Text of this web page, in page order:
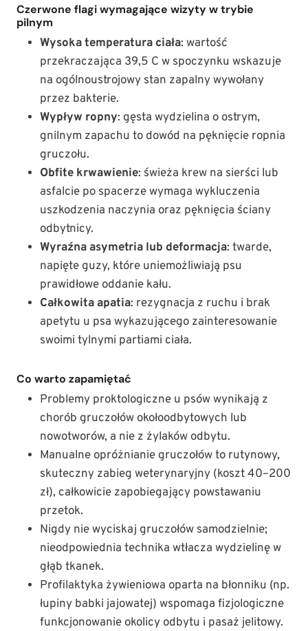
Czerwone flagi wymagające wizyty w trybie
pilnym
Wysoka temperatura ciała: wartość
przekraczająca 39,5 C w spoczynku wskazuje
na ogólnoustrojowy stan zapalny wywołany
przez bakterie.
Wypływ ropny: gęsta wydzielina o ostrym,
gnilnym zapachu to dowód na pęknięcie ropnia
gruczołu.
Obfite krwawienie: świeża krew na sierści lub
asfalcie po spacerze wymaga wykluczenia
uszkodzenia naczynia oraz pęknięcia ściany
odbytnicy.
Wyraźna asymetria lub deformacja: twarde,
napięte guzy, które uniemożliwiają psu
prawidłowe oddanie kału.
Całkowita apatia: rezygnacja z ruchu i brak
apetytu u psa wykazującego zainteresowanie
swoimi tylnymi partiami ciała.
Co warto zapamiętać
Problemy proktologiczne u psów wynikają z
chorób gruczołów okołoodbytowych lub
nowotworów, a nie z żylaków odbytu.
Manualne opróżnianie gruczołów to rutynowy,
skuteczny zabieg weterynaryjny (koszt 40–200
zł), całkowicie zapobiegający powstawaniu
przetok.
Nigdy nie wyciskaj gruczołów samodzielnie;
nieodpowiednia technika wtłacza wydzielinę w
głąb tkanek.
Profilaktyka żywieniowa oparta na błonniku (np.
łupiny babki jajowatej) wspomaga fizjologiczne
funkcjonowanie okolicy odbytu i pasaż jelitowy.